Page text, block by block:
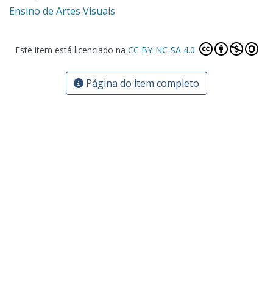
Ensino de Artes Visuais
Este item está licenciado na CC BY-NC-SA 4.0
Página do item completo